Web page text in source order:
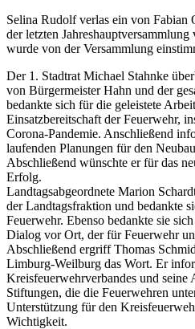
Selina Rudolf verlas ein von Fabian
der letzten
wurde von der Versammlung
Der 1. Stadtrat Michael Stahnke
von Bürgermeister Hahn und der
bedankte sich für die geleistete
Einsatzbereitschaft der Feuerwehr,
Corona-Pandemie. Anschließend
laufenden Planungen für den
Abschließend wünschte er für das
Erfolg.
Landtagsabgeordnete Marion
der Landtagsfraktion und bedankte
Feuerwehr. Ebenso bedankte sie
Dialog vor Ort, der für Feuerwehr
Abschließend ergriff Thomas
Limburg-Weilburg das Wort. Er
Kreisfeuerwehrverbandes und seine
Stiftungen, die die Feuerwehren
Unterstützung für den
Wichtigkeit.